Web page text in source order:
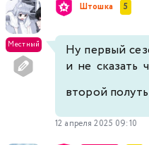
Местный
Штошка 5
Ну первый
и не сказать
второй
12 апреля 2025 09:10